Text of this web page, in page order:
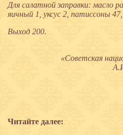
Для салатной заправки: масло
яичный 1, уксус 2, патиссоны
Выход 200.
«Советская
Читайте далее: